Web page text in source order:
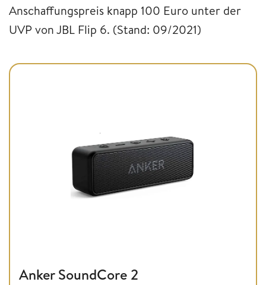
Anschaffungspreis knapp 100 Euro unter der
UVP von JBL Flip 6. (Stand: 09/2021)
Anker SoundCore 2